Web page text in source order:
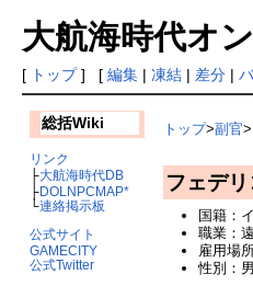
大航海時代オ
[ トップ] [ 編集| 凍結| 差分|
総括Wiki
リンク
├大航海時代DB
├DOLNPCMAP*
└連絡掲示板
公式サイト
GAMECITY
公式Twitter
トップ>副官
フェデリ
国籍：
職業：
雇用場
性別：男